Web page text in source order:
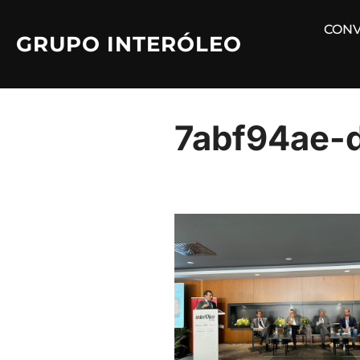
contenido
GRUPO INTERÓLEO
7abf94ae-